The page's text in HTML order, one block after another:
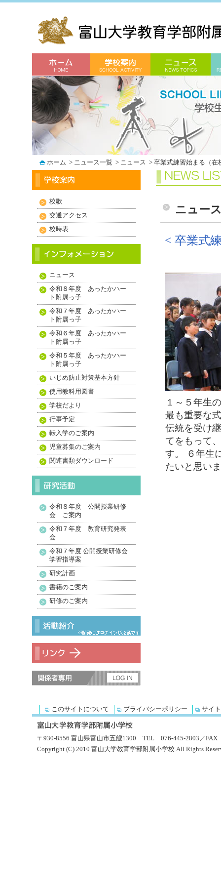
ホーム > ニュース一覧 > ニュース > 卒業式練習始まる（在
ニュー
< 卒業式
１～５年生
最も重要な
伝統を受け
てをもって
す。 ６年生
たいと思い
校歌
交通アクセス
校時表
ニュース
令和８年度 あったかハー
ト附属っ子
令和７年度 あったかハー
ト附属っ子
令和６年度 あったかハー
ト附属っ子
令和５年度 あったかハー
ト附属っ子
いじめ防止対策基本方針
使用教科用図書
学校だより
行事予定
転入学のご案内
児童募集のご案内
関連書類ダウンロード
令和８年度 公開授業研修
会 ご案内
令和７年度 教育研究発表
会
令和７年度 公開授業研修会
学習指導案
研究計画
書籍のご案内
研修のご案内
このサイトについて プライバシーポリシー サイ
〒930-8556 富山県富山市五艘1300 TEL 076-445-2803／
Copyright (C) 2010 富山大学教育学部附属小学校 All Rights